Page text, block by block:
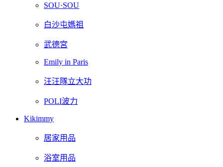
SOU·SOU
白沙屯媽祖
武德宮
Emily in Paris
汪汪隊立大功
POLI波力
Kikimmy
居家用品
浴室用品